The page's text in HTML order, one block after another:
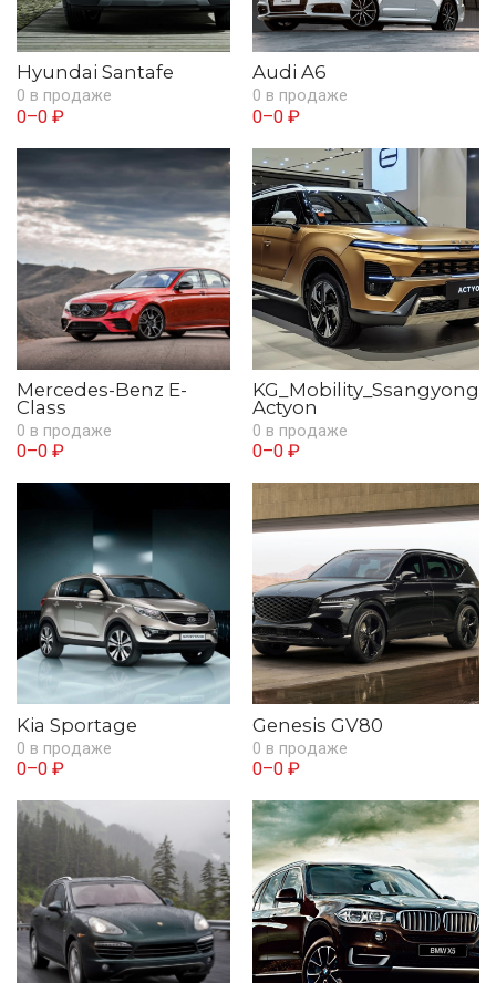
Hyundai Santafe
0 в продаже
0–0 ₽
Audi A6
0 в продаже
0–0 ₽
Mercedes-Benz E-
Class
0 в продаже
0–0 ₽
KG_Mobility_Ssangyong
Actyon
0 в продаже
0–0 ₽
Kia Sportage
0 в продаже
0–0 ₽
Genesis GV80
0 в продаже
0–0 ₽